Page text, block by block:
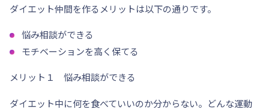
ダイエット仲間を作るメリットは以下の通りです。
悩み相談ができる
モチベーションを高く保てる
メリット１ 悩み相談ができる
ダイエット中に何を食べていいのか分からない。どんな運動